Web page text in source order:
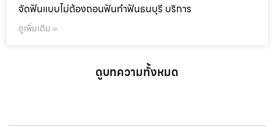
จัดฟันแบบไม่ต้องถอนฟันทำฟันธนบุรี บริการ
ดูเพิ่มเติม »
ดูบทความทั้งหมด